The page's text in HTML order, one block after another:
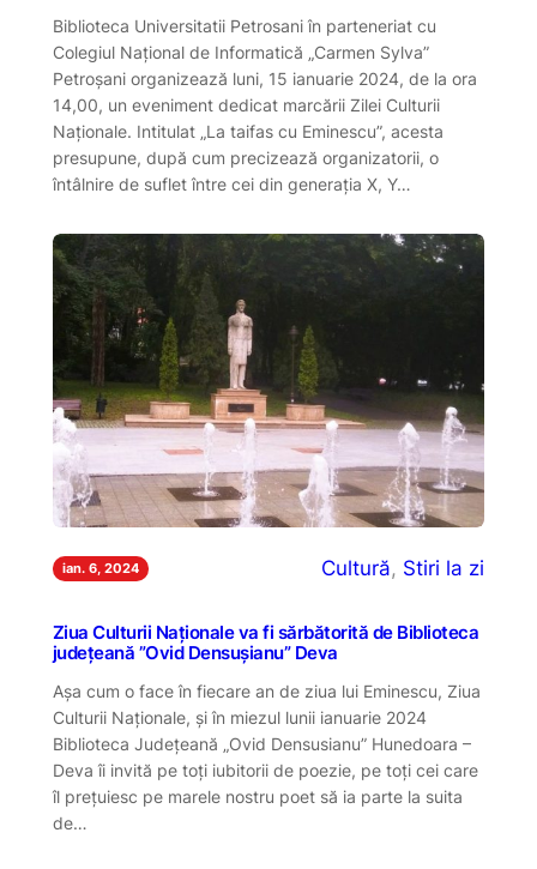
Biblioteca Universitatii Petrosani în parteneriat cu
Colegiul Naţional de Informatică „Carmen Sylva”
Petroşani organizează luni, 15 ianuarie 2024, de la ora
14,00, un eveniment dedicat marcării Zilei Culturii
Naționale. Intitulat „La taifas cu Eminescu”, acesta
presupune, după cum precizează organizatorii, o
întâlnire de suflet între cei din generația X, Y…
ian. 6, 2024 Cultură, Stiri la zi
Ziua Culturii Naționale va fi sărbătorită de Biblioteca
județeană ”Ovid Densușianu” Deva
Așa cum o face în fiecare an de ziua lui Eminescu, Ziua
Culturii Naționale, și în miezul lunii ianuarie 2024
Biblioteca Județeană „Ovid Densusianu” Hunedoara –
Deva îi invită pe toți iubitorii de poezie, pe toți cei care
îl prețuiesc pe marele nostru poet să ia parte la suita
de…